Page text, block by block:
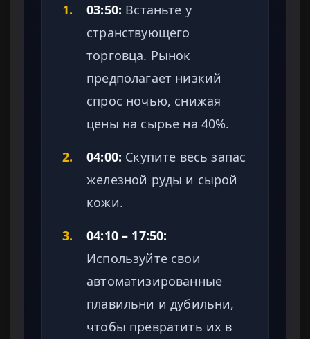
1. 03:50: Встаньте у
странствующего
торговца. Рынок
предполагает низкий
спрос ночью, снижая
цены на сырье на 40%.
2.
04:00: Скупите весь запас
железной руды и сырой
кожи.
3.
04:10 – 17:50:
Используйте свои
автоматизированные
плавильни и дубильни,
чтобы превратить их в